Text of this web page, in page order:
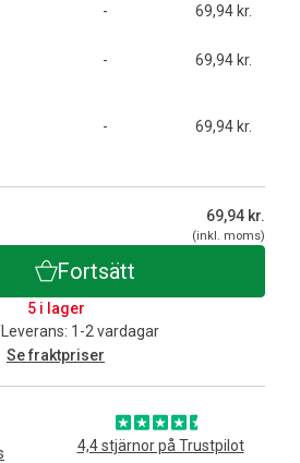
- 69,94 kr.
- 69,94 kr.
- 69,94 kr.
69,94 kr.
(inkl. moms)
Fortsätt
5 i lager
Leverans: 1-2 vardagar
Se fraktpriser
4,4 stjärnor på Trustpilot